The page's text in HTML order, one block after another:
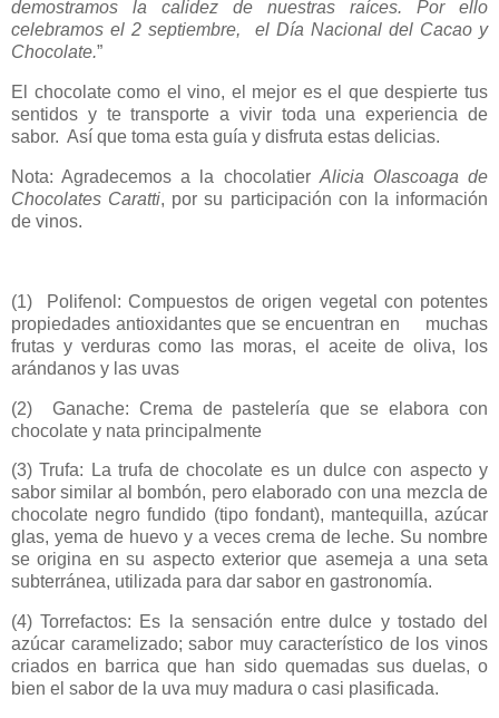
demostramos la calidez de nuestras raíces. Por ello
celebramos el 2 septiembre, el Día Nacional del Cacao y
Chocolate.”
El chocolate como el vino, el mejor es el que despierte tus
sentidos y te transporte a vivir toda una experiencia de
sabor. Así que toma esta guía y disfruta estas delicias.
Nota: Agradecemos a la chocolatier Alicia Olascoaga de
Chocolates Caratti, por su participación con la información
de vinos.
(1) Polifenol: Compuestos de origen vegetal con potentes
propiedades antioxidantes que se encuentran en muchas
frutas y verduras como las moras, el aceite de oliva, los
arándanos y las uvas
(2) Ganache: Crema de pastelería que se elabora con
chocolate y nata principalmente
(3) Trufa: La trufa de chocolate es un dulce con aspecto y
sabor similar al bombón, pero elaborado con una mezcla de
chocolate negro fundido (tipo fondant), mantequilla, azúcar
glas, yema de huevo y a veces crema de leche. Su nombre
se origina en su aspecto exterior que asemeja a una seta
subterránea, utilizada para dar sabor en gastronomía.
(4) Torrefactos: Es la sensación entre dulce y tostado del
azúcar caramelizado; sabor muy característico de los vinos
criados en barrica que han sido quemadas sus duelas, o
bien el sabor de la uva muy madura o casi plasificada.